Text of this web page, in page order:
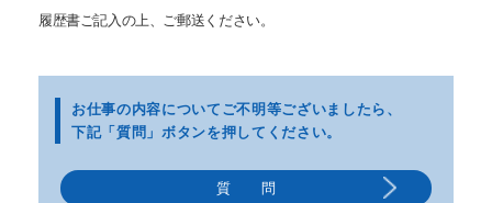
履歴書ご記入の上、ご郵送ください。
お仕事の内容についてご不明等ございましたら、
下記「質問」ボタンを押してください。
質 問